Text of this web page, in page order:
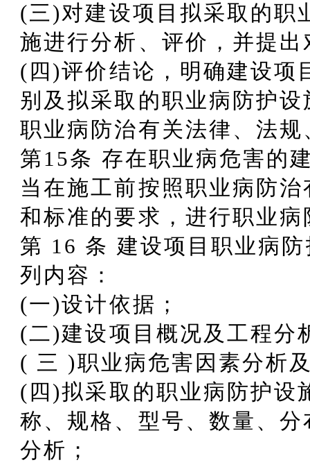
(三)对建设项目拟采取的职
施进行分析、评价，并提
(四)评价结论，明确建设项
别及拟采取的职业病防护
职业病防治有关法律、法
第15条 存在职业病危害的
当在施工前按照职业病防
和标准的要求，进行职业
第 16 条 建设项目职业病
列内容：
(一)设计依据；
(二)建设项目概况及工程分
( 三 )职业病危害因素分析
(四)拟采取的职业病防护设
称、规格、型号、数量、
分析；